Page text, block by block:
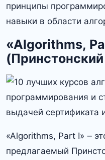
принципы
навыки в области
«Algorithms,
«Algorithms, Part I» ౼
предлагаемый